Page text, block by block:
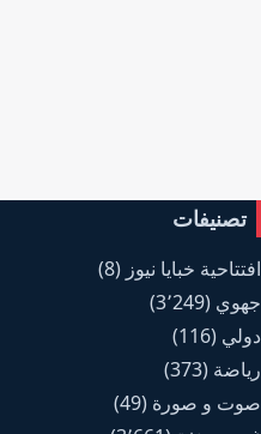
تصنيفات
افتتاحية خبايا نيوز (8)
جهوي (3٬249)
دولي (116)
رياضة (373)
صوت و صورة (49)